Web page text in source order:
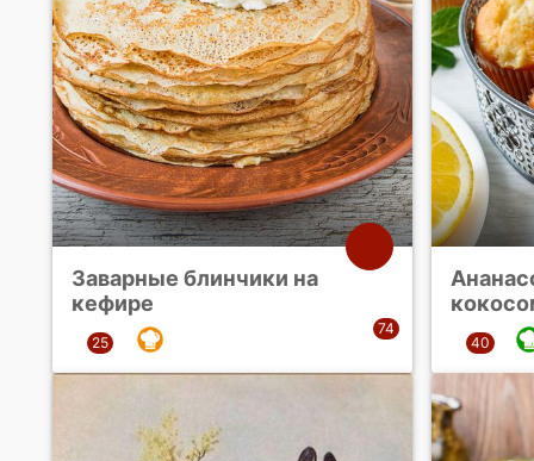
Заварные блинчики на
кефире